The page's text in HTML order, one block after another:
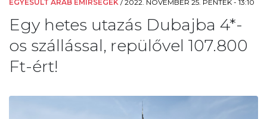
EGYESÜLT ARAB EMÍRSÉGEK /2022. NOVEMBER 25. PÉNTEK - 13:10
Egy hetes utazás Dubajba 4*-
os szállással, repülővel 107.800
Ft-ért!